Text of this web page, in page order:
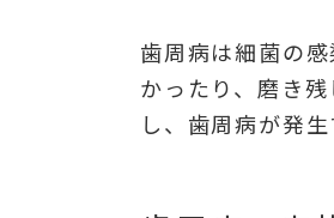
歯周病は細菌の
かったり、磨き
し、歯周病が発